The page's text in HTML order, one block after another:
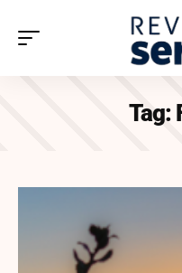
Tag: